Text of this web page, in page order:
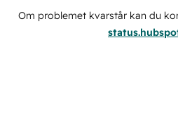
Om problemet kvarstår kan du